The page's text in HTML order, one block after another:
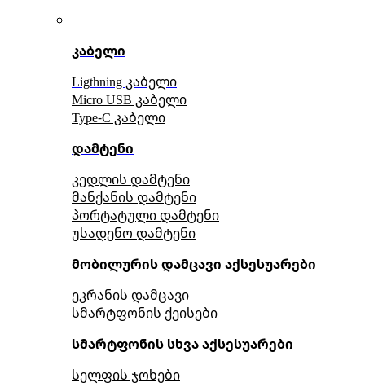
კაბელი
Ligthning კაბელი
Micro USB კაბელი
Type-C კაბელი
დამტენი
კედლის დამტენი
მანქანის დამტენი
პორტატული დამტენი
უსადენო დამტენი
მობილურის დამცავი აქსესუარები
ეკრანის დამცავი
სმარტფონის ქეისები
სმარტფონის სხვა აქსესუარები
სელფის ჯოხები